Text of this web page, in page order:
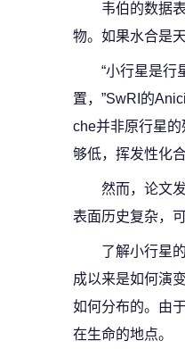
韦伯的数据
物。如果水合是
“小行星是行
置，”SwRI的
che并非原行星
够低，挥发性化
然而，论文
表面历史复杂，
了解小行星
成以来是如何演
如何分布的。由
在生命的地点。